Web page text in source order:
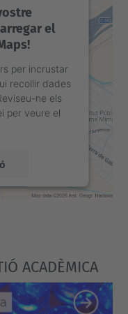
el
per incrustar
recollir dades
ne els
per veure el
ACADÈMICA